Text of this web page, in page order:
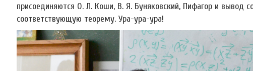
присоединяются О. Л. Коши, В. Я. Буняковский, Пифагор и вывод
соответствующую теорему. Ура-ура-ура!